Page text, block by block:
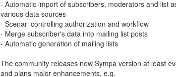
- Automatic import of subscribers, moderators and list
various data sources
- Scenari controlling authorization and workflow
- Merge subscriber's data into mailing list posts
- Automatic generation of mailing lists
The community releases new Sympa version at least
and plans major enhancements, e.g.